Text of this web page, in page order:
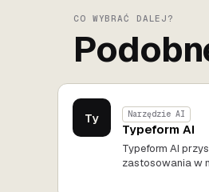
CO WYBRAĆ DALEJ?
Ty Narzędzie AI
Typeform AI
Typeform AI
zastosowania w